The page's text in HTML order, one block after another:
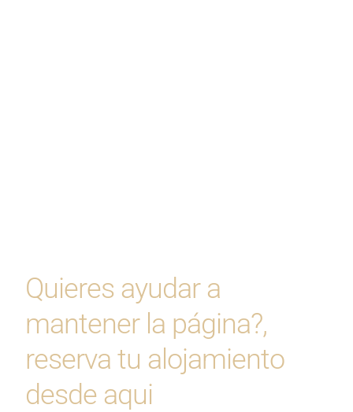
Quieres ayudar a
mantener la página?,
reserva tu alojamiento
desde aqui